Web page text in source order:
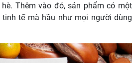
Thêm vào đó, sản phẩm có một
tế mà hầu như mọi người dùng